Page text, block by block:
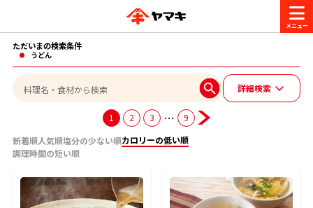
商品情報
レシピ
おいしいレシピを探す
おいしいレシピトップ
かつお節・だしを楽しむ
かつお節・だしを知る
CM・キャンペーン
ただいまの検索条件
うどん
詳細検索
1 2 3 …
9
新着順人気順塩分の少ない順カロリーの低い順
調理時間の短い順